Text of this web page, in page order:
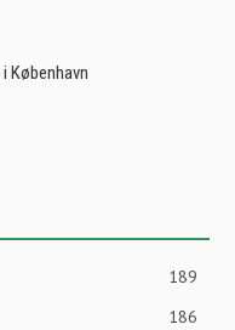
København
189
186